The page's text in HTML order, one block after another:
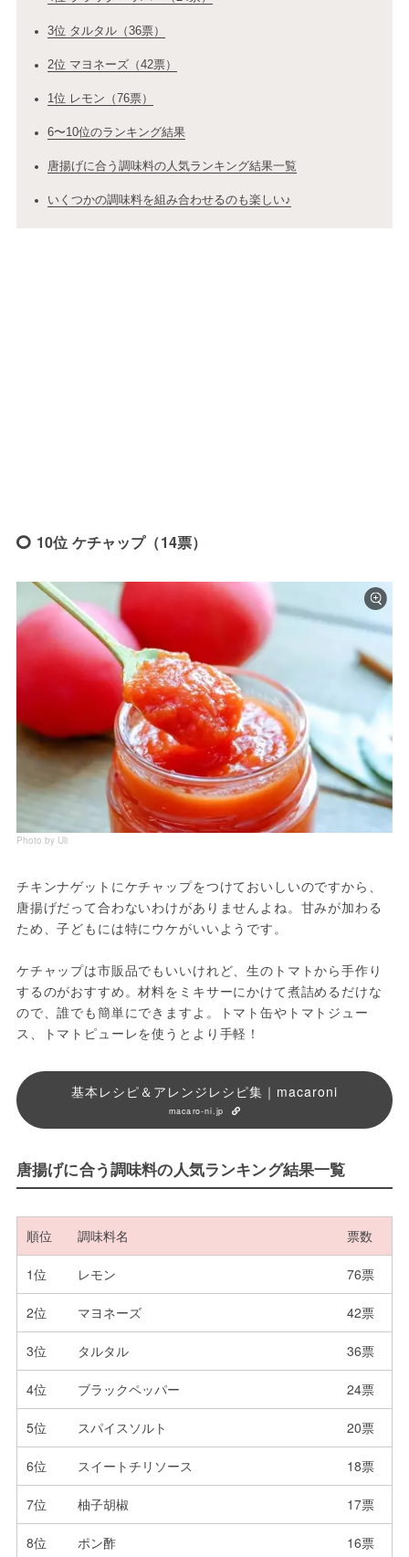
3位 タルタル（36票）
2位 マヨネーズ（42票）
1位 レモン（76票）
6〜10位のランキング結果
唐揚げに合う調味料の人気ランキング結果一覧
いくつかの調味料を組み合わせるのも楽しい♪
10位 ケチャップ（14票）
Photo by Uli
チキンナゲットにケチャップをつけておいしいのですから、
唐揚げだって合わないわけがありませんよね。甘みが加わる
ため、子どもには特にウケがいいようです。
ケチャップは市販品でもいいけれど、生のトマトから手作り
するのがおすすめ。材料をミキサーにかけて煮詰めるだけな
ので、誰でも簡単にできますよ。トマト缶やトマトジュー
ス、トマトピューレを使うとより手軽！
基本レシピ＆アレンジレシピ集｜macaroni
macaro-ni.jp
唐揚げに合う調味料の人気ランキング結果一覧
順位 調味料名 票数
1位 レモン 76票
2位 マヨネーズ 42票
3位 タルタル 36票
4位 ブラックペッパー 24票
5位 スパイスソルト 20票
6位 スイートチリソース 18票
7位 柚子胡椒 17票
8位 ポン酢 16票